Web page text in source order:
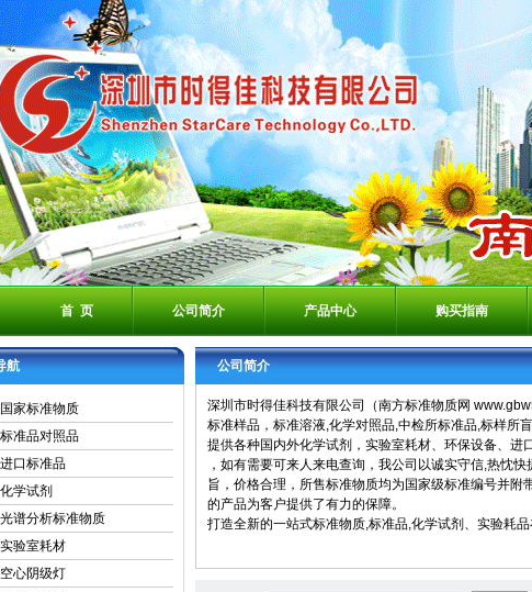
首 页 公司简介 产品中心 购买指南
航
国家标准物质
标准品对照品
进口标准品
化学试剂
光谱分析标准物质
实验室耗材
空心阴级灯
公司简介
深圳市时得佳科技有限公司（南方标准物质网
标准样品，标准溶液,化学对照品,中检所标准品,标样所
提供各种国内外化学试剂，实验室耗材、环保设备、进
，如有需要可来人来电查询，我公司以诚实守信,热忱
旨，价格合理，所售标准物质均为国家级标准编号并附
的产品为客户提供了有力的保障。
打造全新的一站式标准物质,标准品,化学试剂、实验耗